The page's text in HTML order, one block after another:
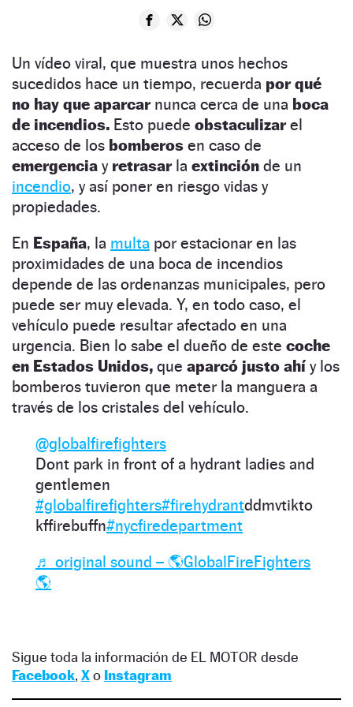
Un vídeo viral, que muestra unos hechos
sucedidos hace un tiempo, recuerda por qué
no hay que aparcarnunca cerca de una boca
de incendios. Esto puede obstaculizarel
acceso de los bomberos en caso de
emergencia y retrasar la extinción de un
incendio, y así poner en riesgo vidas y
propiedades.
En España, la multa por estacionar en las
proximidades de una boca de incendios
depende de las ordenanzas municipales, pero
puede ser muy elevada. Y, en todo caso, el
vehículo puede resultar afectado en una
urgencia. Bien lo sabe el dueño de este coche
en Estados Unidos, que aparcó justo ahí y los
bomberos tuvieron que meter la manguera a
través de los cristales del vehículo.
@globalfirefighters
Dont park in front of a hydrant ladies and
gentlemen
#globalfirefighters#firehydrantddmvtikto
kffirebuffn#nycfiredepartment
♬ original sound – 🌎GlobalFireFighters
🌎
Sigue toda la información de EL MOTOR desde
Facebook, Xo Instagram